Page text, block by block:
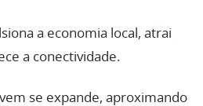
a economia local, atrai
a conectividade.
se expande, aproximando